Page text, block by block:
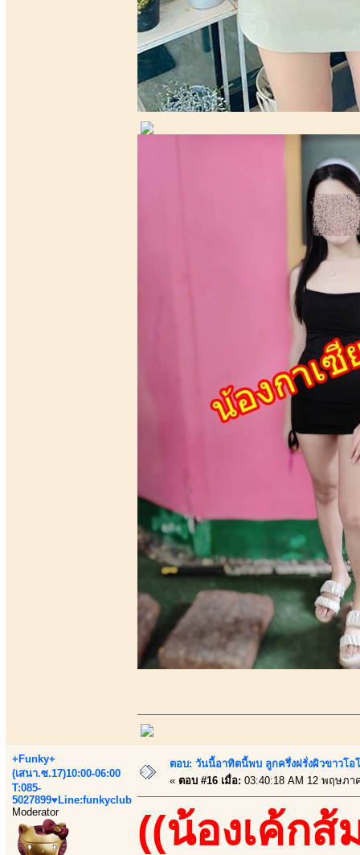
+Funky+
(เสนา.ซ.17)10:00-06:00
T:085-
5027899♥Line:funkyclub
Moderator
ตอบ: วันนี้อาทิตนี้พบ ลูกครึ่งฝรั่งผิวขาวโอ
« ตอบ #16 เมื่อ: 03:40:18 AM 12 พฤษภา
((น้องเค้กส้